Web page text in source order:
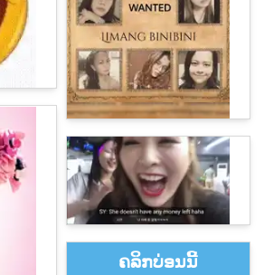
ຄລິກບ່ອນນີ້